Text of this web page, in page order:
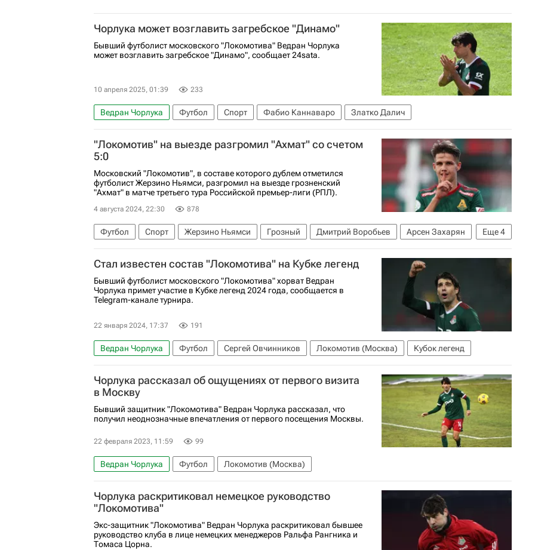
Чорлука может возглавить загребское "Динамо"
Бывший футболист московского "Локомотива" Ведран Чорлука
может возглавить загребское "Динамо", сообщает 24sata.
10 апреля 2025, 01:39 233
Ведран Чорлука Футбол Спорт Фабио Каннаваро Златко Далич
"Локомотив" на выезде разгромил "Ахмат" со счетом
5:0
Московский "Локомотив", в составе которого дублем отметился
футболист Жерзино Ньямси, разгромил на выезде грозненский
"Ахмат" в матче третьего тура Российской премьер-лиги (РПЛ).
4 августа 2024, 22:30 878
Еще4
Футбол Спорт Жерзино Ньямси Грозный Дмитрий Воробьев
Арсен Захарян
Локомотив (Москва)
Ахмат Кубок России по футболу Россия
Стал известен состав "Локомотива" на Кубке легенд
Бывший футболист московского "Локомотива" хорват Ведран
Чорлука примет участие в Кубке легенд 2024 года, сообщается в
Telegram-канале турнира.
22 января 2024, 17:37 191
Ведран Чорлука Футбол Сергей Овчинников Локомотив (Москва) Кубок легенд
Чорлука рассказал об ощущениях от первого визита
в Москву
Бывший защитник "Локомотива" Ведран Чорлука рассказал, что
получил неоднозначные впечатления от первого посещения Москвы.
22 февраля 2023, 11:59 99
Ведран Чорлука Футбол Локомотив (Москва)
Чорлука раскритиковал немецкое руководство
"Локомотива"
Экс-защитник "Локомотива" Ведран Чорлука раскритиковал бывшее
руководство клуба в лице немецких менеджеров Ральфа Рангника и
Томаса Цорна.